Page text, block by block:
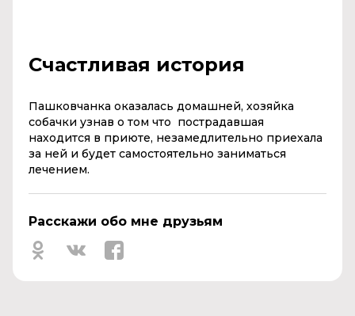
Счастливая история
Пашковчанка оказалась домашней, хозяйка
собачки узнав о том что пострадавшая
находится в приюте, незамедлительно приехала
за ней и будет самостоятельно заниматься
лечением.
Расскажи обо мне друзьям